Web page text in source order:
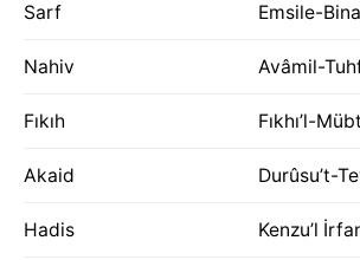
Sarf Emsile-
Nahiv Avâmil-
Fıkıh Fıkhı’l-
Akaid Durûsu’t-
Hadis Kenzu’l